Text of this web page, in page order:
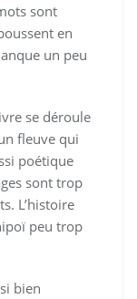
sont
en
un peu
se déroule
fleuve qui
poétique
sont trop
L’histoire
peu trop
bien